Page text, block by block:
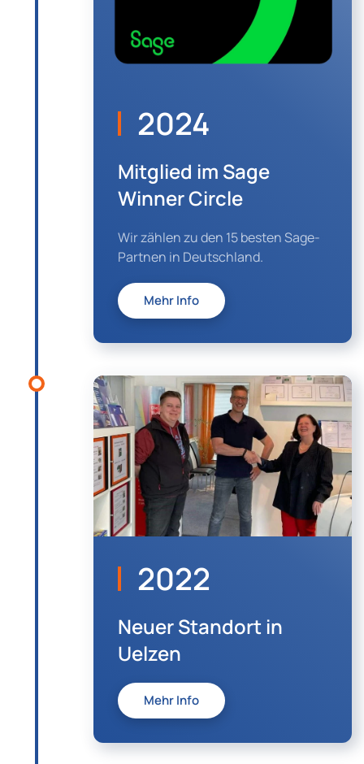
2024
Mitglied im Sage
Winner Circle
Wir zählen zu den 15 besten Sage-
Partnen in Deutschland.
Mehr Info
2022
Neuer Standort in
Uelzen
Mehr Info